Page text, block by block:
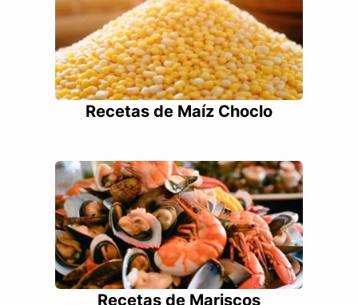
Recetas de Maíz Choclo
Recetas de Mariscos